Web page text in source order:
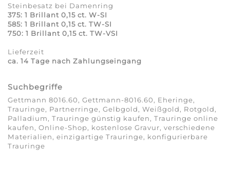
Steinbesatz bei Damenring
375: 1 Brillant 0,15 ct. W-SI
585: 1 Brillant 0,15 ct. TW-SI
750: 1 Brillant 0,15 ct. TW-VSI
Lieferzeit
ca. 14 Tage nach Zahlungseingang
Suchbegriffe
Gettmann 8016.60, Gettmann-8016.60, Eheringe,
Trauringe, Partnerringe, Gelbgold, Weißgold, Rotgold,
Palladium, Trauringe günstig kaufen, Trauringe online
kaufen, Online-Shop, kostenlose Gravur, verschiedene
Materialien, einzigartige Trauringe, konfigurierbare
Trauringe